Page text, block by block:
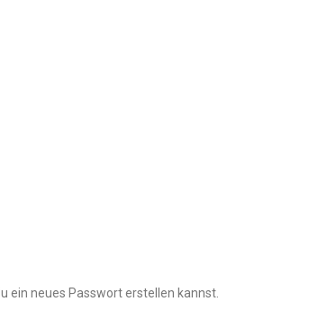
ein neues Passwort erstellen kannst.